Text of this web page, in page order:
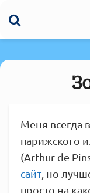
Меня всегда
парижского
(Arthur de
сайт , но
просто на